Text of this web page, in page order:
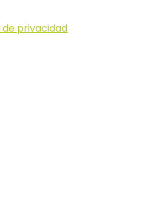
privacidad